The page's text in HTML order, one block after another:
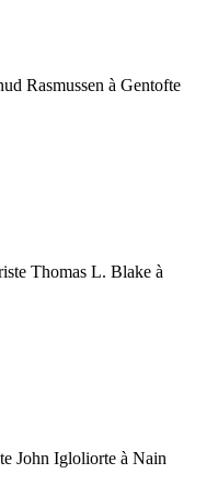
Rasmussen à Gentofte
Thomas L. Blake à
John Igloliorte à Nain